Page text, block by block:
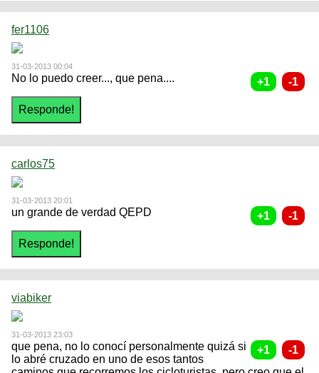
fer1106
31-03-2013 00:04
No lo puedo creer..., que pena....
carlos75
31-03-2013 20:01
un grande de verdad QEPD
viabiker
31-03-2013 23:03
que pena, no lo conocí personalmente quizá si
lo abré cruzado en uno de esos tantos